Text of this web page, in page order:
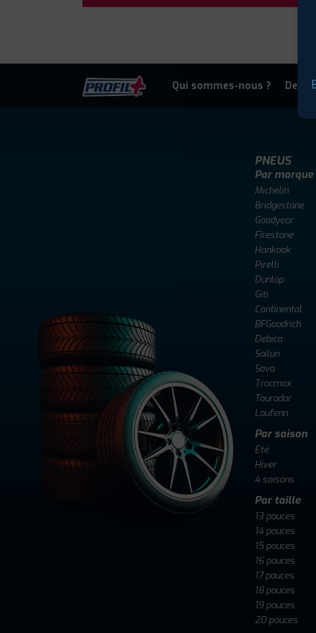
Qui sommes-nous ?
PNEUS
Par marque
Michelin
Bridgestone
Goodyear
Firestone
Hankook
Pirelli
Dunlop
Giti
Continental
BFGoodrich
Debica
Sailun
Sava
Tracmax
Tourador
Laufenn
Par saison
Été
Hiver
4 saisons
Par taille
13 pouces
14 pouces
15 pouces
16 pouces
17 pouces
18 pouces
19 pouces
20 pouces